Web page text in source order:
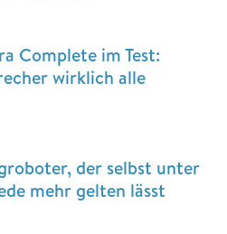
Complete im Test:
wirklich alle
der selbst unter
mehr gelten lässt